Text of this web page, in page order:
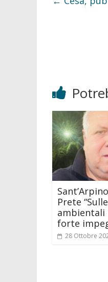
Prete
ambientali
forte
28 Ottobre